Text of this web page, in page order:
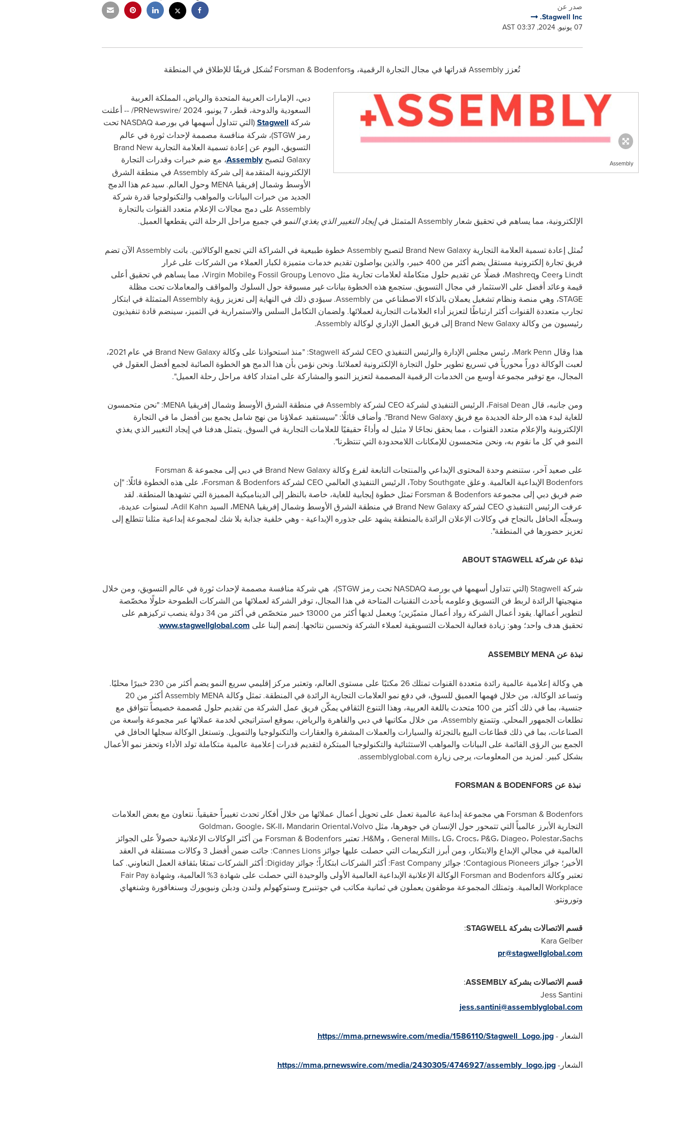
صدر عن
Stagwell Inc.
07 يونيو, 2024, 03:37 AST
تُعزز Assembly قدراتها في مجال التجارة الرقمية، وForsman & Bodenforsتُشكل فريقًا للإطلاق في المنطقة
Assembly
دبي، الإمارات العربية المتحدة والرياض، المملكة العربية
السعودية والدوحة، قطر، 7 يونيو، 2024 /
PRNewswire/ -- أعلنت
شركة Stagwell(التي تتداول أسهمها في بورصةNASDAQ تحت
رمزSTGW)، شركة منافسة مصممة لإحداث ثورة في عالم
التسويق، اليوم عن إعادة تسمية العلامة التجاريةBrand New
Galaxy لتصبحAssembly، مع ضم خبرات وقدرات التجارة
الإلكترونية المتقدمة إلى شركةAssembly في منطقة الشرق
الأوسط وشمال إفريقياMENA وحول العالم. سيدعم هذا الدمج
الجديد من خبرات البيانات والمواهب والتكنولوجيا قدرة شركة
Assembly على دمج مجالات الإعلام متعدد القنوات بالتجارة
الإلكترونية، مما يساهم في تحقيق شعارAssembly المتمثل فيإيجاد التغيير الذي يغذي النمو في جميع مراحل الرحلة التي يقطعها العميل.
تُمثل إعادة تسمية العلامة التجاريةBrand New Galaxy لتصبحAssembly خطوة طبيعية في الشراكة التي تجمع الوكالاتين. باتتAssembly الآن تضم
فريق تجارة إلكترونية مستقل يضم أكثر من 400 خبير، والذين يواصلون تقديم خدمات متميزة لكبار العملاء من الشركات على غرار
Lindt وCeer وMashreq، فضلًا عن تقديم حلول متكاملة لعلامات تجارية مثلLenovo وFossil Group وVirgin Mobile، مما يساهم في تحقيق أعلى
قيمة وعائد أفضل على الاستثمار في مجال التسويق. ستجمع هذه الخطوة بيانات غير مسبوقة حول السلوك والمواقف والمعاملات تحت مظلة
STAGE، وهي منصة ونظام تشغيل يعملان بالذكاء الاصطناعي منAssembly. سيؤدي ذلك في النهاية إلى تعزيز رؤيةAssembly المتمثلة في ابتكار
تجارب متعددة القنوات أكثر ارتباطًا لتعزيز أداء العلامات التجارية لعملائها. ولضمان التكامل السلس والاستمرارية في التميز، سينضم قادة تنفيذيون
رئيسيون من وكالةBrand New Galaxy إلى فريق العمل الإداري لوكالةAssembly
.
هذا وقال Mark Penn، رئيس مجلس الإدارة والرئيس التنفيذيCEO لشركة Stagwell: "منذ استحواذنا على وكالةBrand New Galaxy
في عام 2021،
لعبت الوكالة دوراً محورياً في تسريع تطوير حلول التجارة الإلكترونية لعملائنا. ونحن نؤمن بأن هذا الدمج هو الخطوة الصائبة لجمع أفضل العقول في
المجال، مع توفير مجموعة أوسع من الخدمات الرقمية المصممة لتعزيز النمو والمشاركة على امتداد كافة مراحل رحلة العميل".
ومن جانبه، قال Faisal Dean، الرئيس التنفيذي لشركةCEO لشركةAssembly في منطقة الشرق الأوسط وشمال إفريقياMENA: "نحن متحمسون
للغاية لبدء هذه الرحلة الجديدة مع فريقBrand New Galaxy". وأضاف قائلًا: "سيستفيد عملاؤنا من نهج شامل يجمع بين أفضل ما في التجارة
الإلكترونية والإعلام متعدد القنوات ، مما يحقق نجاحًا لا مثيل له وأداءً حقيقيًا للعلامات التجارية في السوق. يتمثل هدفنا في إيجاد التغيير الذي يغذي
النمو في كل ما نقوم به، ونحن متحمسون للإمكانات اللامحدودة التي تنتظرنا".
على صعيد آخر، ستنضم وحدة المحتوى الإبداعي والمنتجات التابعة لفرع وكالةBrand New Galaxy في دبي إلى مجموعةForsman &
Bodenfors الإبداعية العالمية. وعلقToby Southgate، الرئيس التنفيذي العالميCEO لشركةForsman & Bodenfors، على هذه الخطوة قائلًا: "إن
ضم فريق دبي إلى مجموعةForsman & Bodenfors تمثل خطوة إيجابية للغاية، خاصة بالنظر إلى الديناميكية المميزة التي تشهدها المنطقة. لقد
عرفت الرئيس التنفيذيCEO لشركةBrand New Galaxy في منطقة الشرق الأوسط وشمال إفريقياMENA، السيد Adil Kahn، لسنوات عديدة،
وسجلّه الحافل بالنجاح في وكالات الإعلان الرائدة بالمنطقة يشهد على جذوره الإبداعية - وهي خلفية جذابة بلا شك لمجموعة إبداعية مثلنا تتطلع إلى
تعزيز حضورها في المنطقة".
نبذة عن شركة ABOUT STAGWELL
شركة Stagwell (التي تتداول أسهمها في بورصة NASDAQ تحت رمز STGW)،
هي شركة منافسة مصممة لإحداث ثورة في عالم التسويق، ومن خلال
منهجيتها الرائدة لربط فن التسويق وعلومه بأحدث التقنيات المتاحة في هذا المجال، توفر الشركة لعملائها من الشركات الطموحة حلولًا مخصّصة
لتطوير أعمالها. يقود أعمال الشركة رواد أعمال متميّزين؛ ويعمل لديها أكثر من 13000 خبير متخصّص في أكثر من 34 دولة ينصب تركيزهم على
تحقيق هدف واحد؛ وهو: زيادة فعالية الحملات التسويقية لعملاء الشركة وتحسين نتائجها. إنضم إلينا على www.stagwellglobal.com
.
نبذة عنASSEMBLY MENA
هي وكالة إعلامية عالمية رائدة متعددة القنوات تمتلك 26 مكتبًا على مستوى العالم، وتعتبر مركز إقليمي سريع النمو يضم أكثر من 230 خبيرًا محليًا.
وتساعد الوكالة، من خلال فهمها العميق للسوق، في دفع نمو العلامات التجارية الرائدة في المنطقة. تمثل وكالةAssembly MENA
أكثر من 20
جنسية، بما في ذلك أكثر من 100 متحدث باللغة العربية، وهذا التنوع الثقافي يمكّن فريق عمل الشركة من تقديم حلول مُصممة خصيصاً تتوافق مع
تطلعات الجمهور المحلي. وتتمتعAssembly، من خلال مكاتبها في دبي والقاهرة والرياض، بموقع استراتيجي لخدمة عملائها عبر مجموعة واسعة من
الصناعات، بما في ذلك قطاعات البيع بالتجزئة والسيارات والعملات المشفرة والعقارات والتكنولوجيا والتمويل. وتستغل الوكالة سجلها الحافل في
الجمع بين الرؤى القائمة على البيانات والمواهب الاستثنائية والتكنولوجيا المبتكرة لتقديم قدرات إعلامية عالمية متكاملة تولد الأداء وتحفز نمو الأعمال
بشكل كبير. لمزيد من المعلومات، يرجى زيارة assemblyglobal.com
.
نبذة عن FORSMAN & BODENFORS
Forsman & Bodenfors هي مجموعة إبداعية عالمية تعمل على تحويل أعمال عملائها من خلال أفكار تحدث تغييراً حقيقياً.
نتعاون مع بعض العلامات
التجارية الأبرز عالمياً التي تتمحور حول الإنسان في جوهرها، مثلVolvo،Mandarin Oriental ،SK-II ،Google ،Goldman
Sachs،Polestar ،Diageo ،P&G ،Crocs ،LG ،General Mills ، وH&M. تعتبرForsman & Bodenfors من أكثر الوكالات الإعلانية حصولاً على الجوائز
العالمية في مجالي الإبداع والابتكار، ومن أبرز التكريمات التي حصلت عليها جوائزCannes Lions
: جائت ضمن أفضل 3 وكالات مستقلة في العقد
الأخير؛ جوائزContagious Pioneers؛ جوائزFast Company: أكثر الشركات ابتكاراً؛ جوائزDigiday: أكثر الشركات تمتعًا بثقافة العمل التعاوني. كما
تعتبر وكالةForsman and Bodenfors الوكالة الإعلانية الإبداعية العالمية الأولى والوحيدة التي حصلت على شهادة 3% العالمية، وشهادة
Fair Pay
Workplace العالمية. وتمتلك المجموعة موظفون يعملون في ثمانية مكاتب في جوتنبرج وستوكهولم ولندن ودبلن ونيويورك وسنغافورة وشنغهاي
وتورونتو.
قسم الاتصالات بشركة STAGWELL
:
Kara Gelber
pr@stagwellglobal.com
قسم الاتصالات بشركة ASSEMBLY
:
Jess Santini
jess.santini@assemblyglobal.com
الشعار -https://mma.prnewswire.com/media/1586110/Stagwell_Logo.jpg
الشعار-https://mma.prnewswire.com/media/2430305/4746927/assembly_logo.jpg